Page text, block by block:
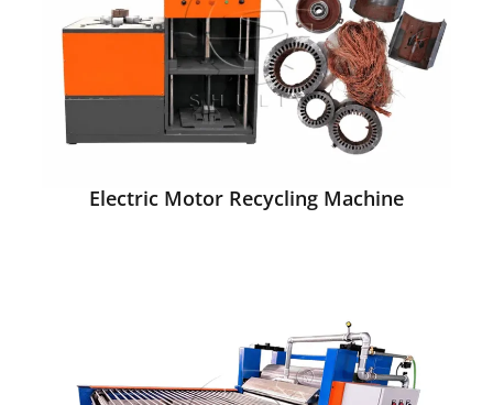
Electric Motor Recycling Machine